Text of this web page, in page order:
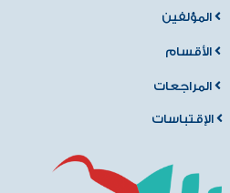
المؤلفين
الأقسام
المراجعات
الإقتباسات